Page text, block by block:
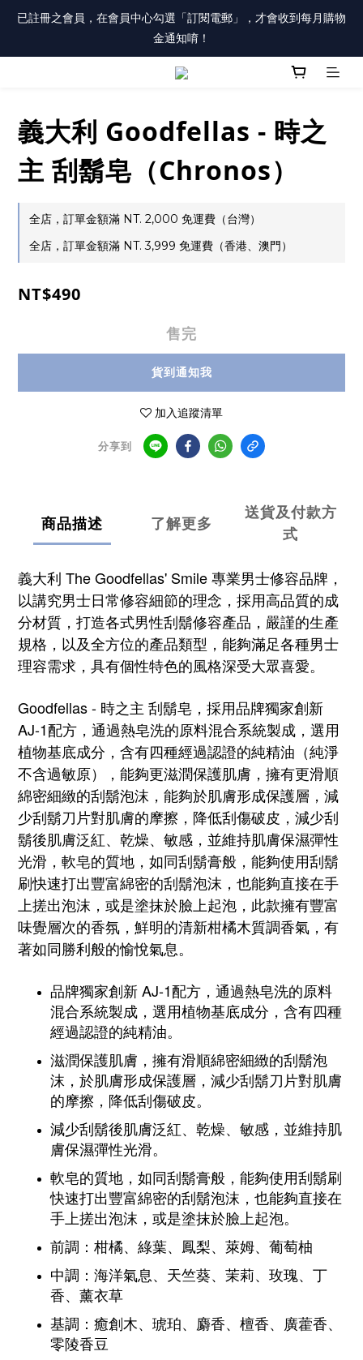
註冊會員「送100元購物金」，同時勾選「接收優惠通知」，還有
每月購物金唷！
已註冊之會員，在會員中心勾選「訂閱電郵」，才會收到每月購物
金通知唷！
註冊會員「送100元購物金」，同時勾選「接收優惠通知」，還有
義大利 Goodfellas - 時之
主 刮鬍皂（Chronos）
全店，訂單金額滿 NT. 2,000 免運費（台灣）
全店，訂單金額滿 NT. 3,999 免運費（香港、澳門）
NT$490
售完
貨到通知我
加入追蹤清單
分享到
商品描述 了解更多
送貨及付款方
式
義大利 The Goodfellas' Smile 專業男士修容品牌，
以講究男士日常修容細節的理念，採用高品質的成
分材質，打造各式男性刮鬍修容產品，嚴謹的生產
規格，以及全方位的產品類型，能夠滿足各種男士
理容需求，具有個性特色的風格深受大眾喜愛。
Goodfellas - 時之主 刮鬍皂，採用品牌獨家創新
AJ-1配方，通過熱皂洗的原料混合系統製成，選用
植物基底成分，含有四種經過認證的純精油（純淨
不含過敏原）， 能夠更滋潤保護肌膚，擁有更滑順
綿密細緻的刮鬍泡沫，能夠於肌膚形成保護層，減
少刮鬍刀片對肌膚的摩擦，降低刮傷破皮，減少刮
鬍後肌膚泛紅、乾燥、敏感 ，並維持肌膚保濕彈性
光滑， 軟皂的質地，如同刮鬍膏般，能夠使用刮鬍
刷快速打出豐富綿密的刮鬍泡沫，也能夠直接在手
上搓出泡沫，或是塗抹於臉上起泡 ， 此款擁有豐富
味覺層次的香氛，鮮明的清新柑橘木質調香氣，有
著如同勝利般的愉悅氣息。
品牌獨家創新 AJ-1配方，通過熱皂洗的原料
混合系統製成，選用植物基底成分，含有四種
經過認證的純精油。
滋潤保護肌膚，擁有滑順綿密細緻的刮鬍泡
沫，於肌膚形成保護層，減少刮鬍刀片對肌膚
的摩擦，降低刮傷破皮。
減少刮鬍後肌膚泛紅、乾燥、敏感，並維持肌
膚保濕彈性光滑。
軟皂的質地，如同刮鬍膏般，能夠使用刮鬍刷
快速打出豐富綿密的刮鬍泡沫，也能夠直接在
手上搓出泡沫，或是塗抹於臉上起泡。
前調：柑橘、綠葉、鳳梨、萊姆、葡萄柚
中調：海洋氣息、天竺葵、茉莉、玫瑰、丁
香、薰衣草
基調：癒創木、琥珀、麝香、檀香、廣藿香、
零陵香豆